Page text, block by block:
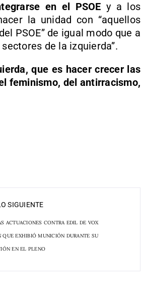
en el PSOE y a los
la unidad con “aquellos
PSOE” de igual modo que a
de la izquierda”.
que es hacer crecer las
feminismo, del antirracismo,
SIGUIENTE
ACTUACIONES CONTRA EDIL DE VOX
QUE EXHIBIÓ MUNICIÓN DURANTE SU
EN EL PLENO